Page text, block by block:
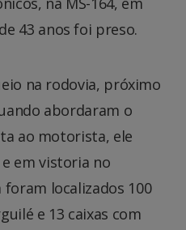
43 anos foi preso.
na rodovia, próximo
abordaram o
ao motorista, ele
em vistoria no
localizados 100
e 13 caixas com